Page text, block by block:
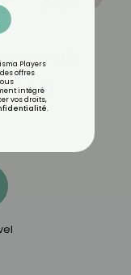
Players
offres
intégré
vos droits,
.